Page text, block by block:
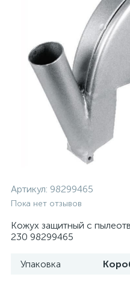
Артикул: 98299465
Пока нет отзывов
Кожух защитный c
230 98299465
Упаковка